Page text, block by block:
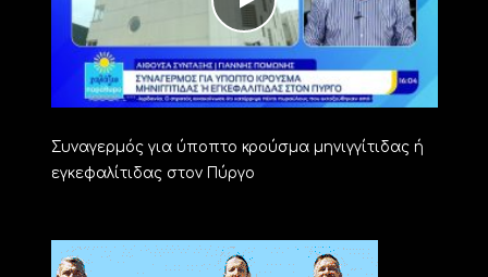
Συναγερμός για ύποπτο κρούσμα μηνιγγίτιδας ή
εγκεφαλίτιδας στον Πύργο